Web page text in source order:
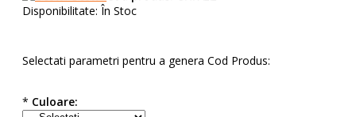
Disponibilitate: În Stoc
Selectati parametri pentru a genera Cod Produs:
* Culoare: